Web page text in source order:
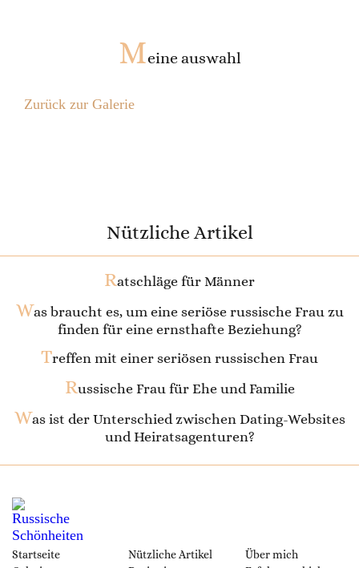
Meine auswahl
Zurück zur Galerie
Nützliche Artikel
Ratschläge für Männer
Was braucht es, um eine seriöse russische Frau zu
finden für eine ernsthafte Beziehung?
Treffen mit einer seriösen russischen Frau
Russische Frau für Ehe und Familie
Was ist der Unterschied zwischen Dating-Websites
und Heiratsagenturen?
Startseite
Nützliche Artikel
Über mich